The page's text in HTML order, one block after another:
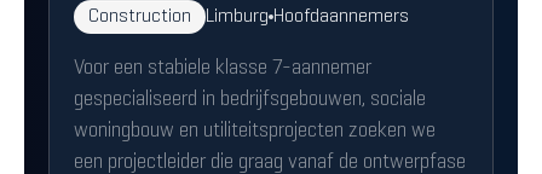
Construction Limburg Hoofdaannemers
Voor een stabiele klasse 7-aannemer
gespecialiseerd in bedrijfsgebouwen, sociale
woningbouw en utiliteitsprojecten zoeken we
een projectleider die graag vanaf de ontwerpfase